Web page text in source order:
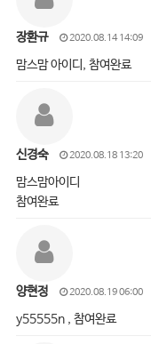
장환규 2020.08.14 14:09
맘스맘 아이디, 참여완료
신경숙 2020.08.18 13:20
맘스맘아이디
참여완료
양현정 2020.08.19 06:00
y55555n , 참여완료